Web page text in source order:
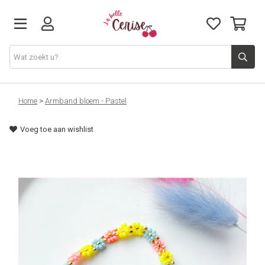
Just arrived
Juwelen & Accessoires
Lifestyle & Gifts
Home > Armband bloem - Pastel
Voeg toe aan wishlist